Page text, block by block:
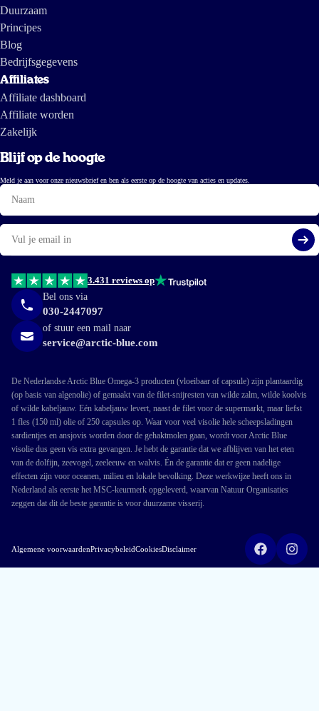
Duurzaam
Principes
Blog
Bedrijfsgegevens
Affiliates
Affiliate dashboard
Affiliate worden
Zakelijk
Blijf op de hoogte
Meld je aan voor onze nieuwsbrief en ben als eerste op de hoogte van acties en updates.
Naam
E-
mail
3.431 reviews op
Bel ons via
030-2447097
of stuur een mail naar
service@arctic-blue.com
De Nederlandse Arctic Blue Omega-3 producten (vloeibaar of capsule) zijn plantaardig
(op basis van algenolie) of gemaakt van de filet-snijresten van wilde zalm, wilde koolvis
of wilde kabeljauw. Eén kabeljauw levert, naast de filet voor de supermarkt, maar liefst
1 fles (150 ml) olie of 250 capsules op. Waar voor veel visolie hele scheepsladingen
sardientjes en ansjovis worden door de gehaktmolen gaan, wordt voor Arctic Blue
visolie dus geen vis extra gevangen. Je hebt de garantie dat we afblijven van het eten
van de dolfijn, zeevogel, zeeleeuw en walvis. Én de garantie dat er geen nadelige
effecten zijn voor oceanen, milieu en lokale bevolking. Deze werkwijze heeft ons in
Nederland als eerste het MSC-keurmerk opgeleverd, waarvan Natuur Organisaties
zeggen dat dit de beste garantie is voor duurzame visserij.
Algemene voorwaardenPrivacybeleidCookiesDisclaimer